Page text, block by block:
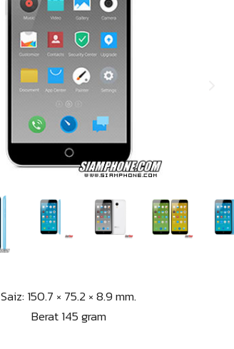
Saiz: 150.7 × 75.2 × 8.9 mm.
Berat 145 gram